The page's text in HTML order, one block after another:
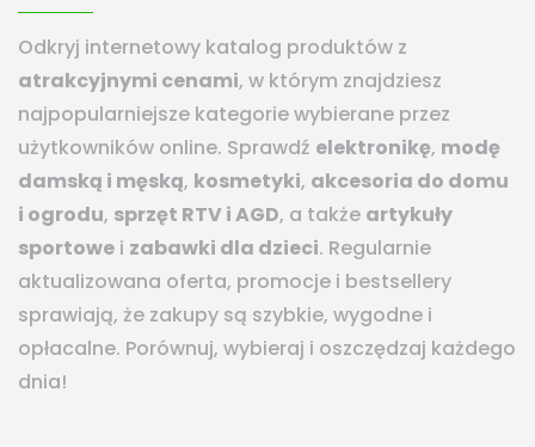
Odkryj internetowy katalog produktów z
atrakcyjnymi cenami, w którym znajdziesz
najpopularniejsze kategorie wybierane przez
użytkowników online. Sprawdź elektronikę, modę
damską i męską, kosmetyki, akcesoria do domu
i ogrodu, sprzęt RTV i AGD, a także artykuły
sportowe i zabawki dla dzieci. Regularnie
aktualizowana oferta, promocje i bestsellery
sprawiają, że zakupy są szybkie, wygodne i
opłacalne. Porównuj, wybieraj i oszczędzaj każdego
dnia!